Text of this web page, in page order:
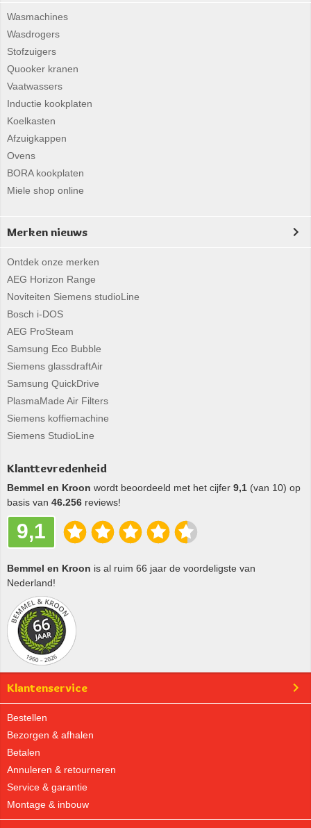
Wasmachines
Wasdrogers
Stofzuigers
Quooker kranen
Vaatwassers
Inductie kookplaten
Koelkasten
Afzuigkappen
Ovens
BORA kookplaten
Miele shop online
Merken nieuws
Ontdek onze merken
AEG Horizon Range
Noviteiten Siemens studioLine
Bosch i-DOS
AEG ProSteam
Samsung Eco Bubble
Siemens glassdraftAir
Samsung QuickDrive
PlasmaMade Air Filters
Siemens koffiemachine
Siemens StudioLine
Klanttevredenheid
Bemmel en Kroon wordt beoordeeld met het cijfer 9,1 (van 10) op
basis van 46.256 reviews!
9,1
Bemmel en Kroon is al ruim 66 jaar de voordeligste van
Nederland!
Klantenservice
Bestellen
Bezorgen & afhalen
Betalen
Annuleren & retourneren
Service & garantie
Montage & inbouw